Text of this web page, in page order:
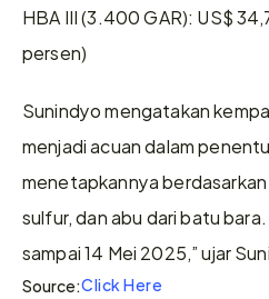
HBA III (3.400 GAR): US$
persen)
Sunindyo mengatakan
menjadi acuan dalam
menetapkannya berdasarkan
sulfur, dan abu dari batu bara.
sampai 14 Mei 2025,” ujar
Source:Click Here